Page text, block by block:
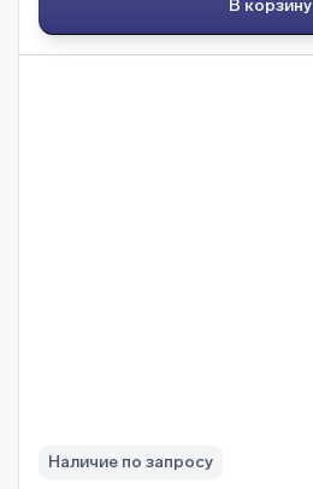
В корзину
Наличие по запросу